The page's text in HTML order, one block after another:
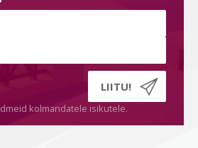
kolmandatele isikutele.